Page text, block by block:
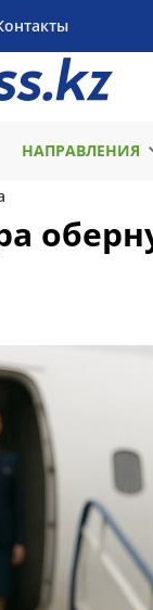
НАПРАВЛЕНИЯ